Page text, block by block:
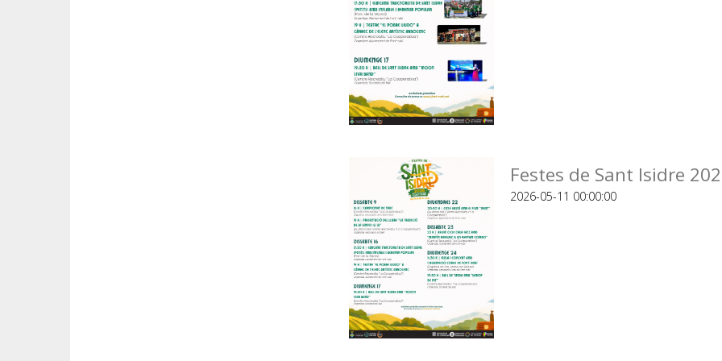
Festes de Sant Isidre
2026-05-11 00:00:00